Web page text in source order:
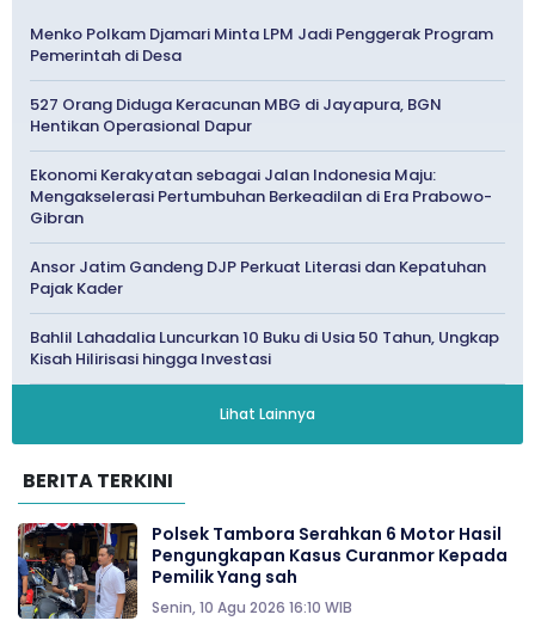
Menko Polkam Djamari Minta LPM Jadi Penggerak Program
Pemerintah di Desa
527 Orang Diduga Keracunan MBG di Jayapura, BGN
Hentikan Operasional Dapur
Ekonomi Kerakyatan sebagai Jalan Indonesia Maju:
Mengakselerasi Pertumbuhan Berkeadilan di Era Prabowo-
Gibran
Ansor Jatim Gandeng DJP Perkuat Literasi dan Kepatuhan
Pajak Kader
Bahlil Lahadalia Luncurkan 10 Buku di Usia 50 Tahun, Ungkap
Kisah Hilirisasi hingga Investasi
Lihat Lainnya
BERITA TERKINI
Polsek Tambora Serahkan 6 Motor Hasil
Pengungkapan Kasus Curanmor Kepada
Pemilik Yang sah
Senin, 10 Agu 2026 16:10 WIB